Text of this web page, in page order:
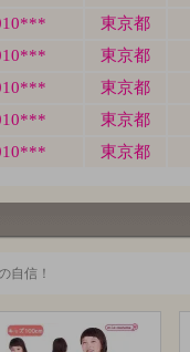
自信！